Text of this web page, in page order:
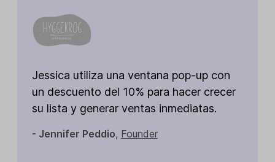
Jessica utiliza una ventana pop-up con
un descuento del 10% para hacer crecer
su lista y generar ventas inmediatas.
- Jennifer Peddio, Founder